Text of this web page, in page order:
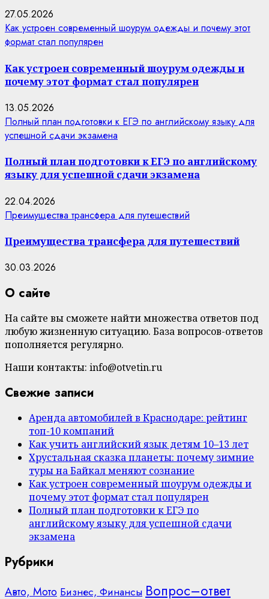
27.05.2026
Как устроен современный шоурум одежды и почему этот
формат стал популярен
Как устроен современный шоурум одежды и
почему этот формат стал популярен
13.05.2026
Полный план подготовки к ЕГЭ по английскому языку для
успешной сдачи экзамена
Полный план подготовки к ЕГЭ по английскому
языку для успешной сдачи экзамена
22.04.2026
Преимущества трансфера для путешествий
Преимущества трансфера для путешествий
30.03.2026
О сайте
На сайте вы сможете найти множества ответов под
любую жизненную ситуацию. База вопросов-ответов
пополняется регулярно.
Наши контакты: info@otvetin.ru
Свежие записи
Аренда автомобилей в Краснодаре: рейтинг
топ-10 компаний
Как учить английский язык детям 10–13 лет
Хрустальная сказка планеты: почему зимние
туры на Байкал меняют сознание
Как устроен современный шоурум одежды и
почему этот формат стал популярен
Полный план подготовки к ЕГЭ по
английскому языку для успешной сдачи
экзамена
Рубрики
Авто, Мото Бизнес, Финансы Вопрос–ответ